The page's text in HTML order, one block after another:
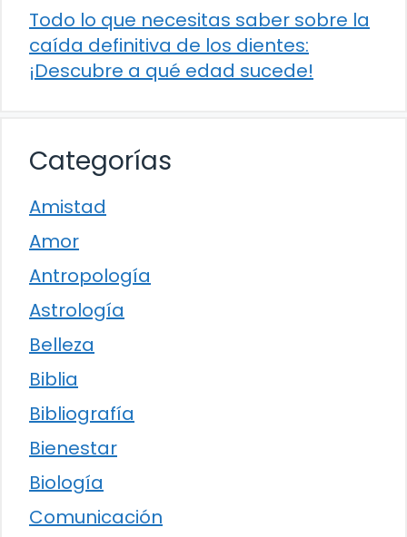
Todo lo que necesitas saber sobre la
caída definitiva de los dientes:
¡Descubre a qué edad sucede!
Categorías
Amistad
Amor
Antropología
Astrología
Belleza
Biblia
Bibliografía
Bienestar
Biología
Comunicación